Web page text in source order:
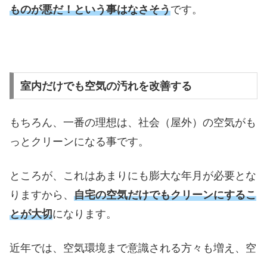
ものが悪だ！という事はなさそうです。
室内だけでも空気の汚れを改善する
もちろん、一番の理想は、社会（屋外）の空気がも
っとクリーンになる事です。
ところが、これはあまりにも膨大な年月が必要とな
りますから、 自宅の空気だけでもクリーンにするこ
とが大切になります。
近年では、空気環境まで意識される方々も増え、空